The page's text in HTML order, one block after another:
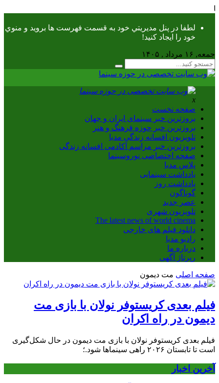
لطفا در پنل مديريتي خود به قسمت فهرست ها برويد و منوي
خود را ايجاد كنيد!
جمعه, ۱۶ مرداد , ۱۴۰۵
x
صفحه نخست
بروزترین خبر سینمای ایران و جهان
بروزترین خبر حوزه فرهنگ و هنر
تلویزیون افسانه زندگی مدیا
بروزترین خبر مراسم آکادمی افسانه زندگی
صفحه اختصاصی نوروسینما
پلاس مدیا
یادداشت سینمایی
یادداشت روز
گوناگون
عصر جدید
تلویزیون شهری
The latest news of world cinema
دانلود فیلم های خارجی
رادیو مدیا
درباره ما
رپرتاژ آگهی
صفحه اصلی مت دیمون
فیلم بعدی کریستوفر نولان با بازی مت
دیمون در راه اکران
فیلم بعدی کریستوفر نولان با بازی مت دیمون در حال شکل‌گیری
است تا تابستان ۲۰۲۶ راهی سینماها شود.؛
آخرین اخبار